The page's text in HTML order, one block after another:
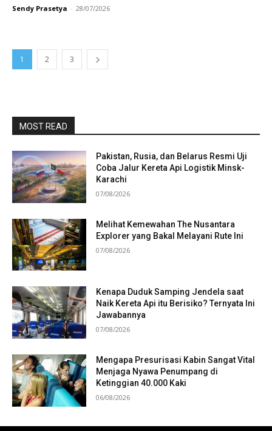
Sendy Prasetya - 28/07/2026
1 2 3
MOST READ
Pakistan, Rusia, dan Belarus Resmi Uji
Coba Jalur Kereta Api Logistik Minsk-
Karachi
07/08/2026
Melihat Kemewahan The Nusantara
Explorer yang Bakal Melayani Rute Ini
07/08/2026
Kenapa Duduk Samping Jendela saat
Naik Kereta Api itu Berisiko? Ternyata Ini
Jawabannya
07/08/2026
Mengapa Presurisasi Kabin Sangat Vital
Menjaga Nyawa Penumpang di
Ketinggian 40.000 Kaki
06/08/2026